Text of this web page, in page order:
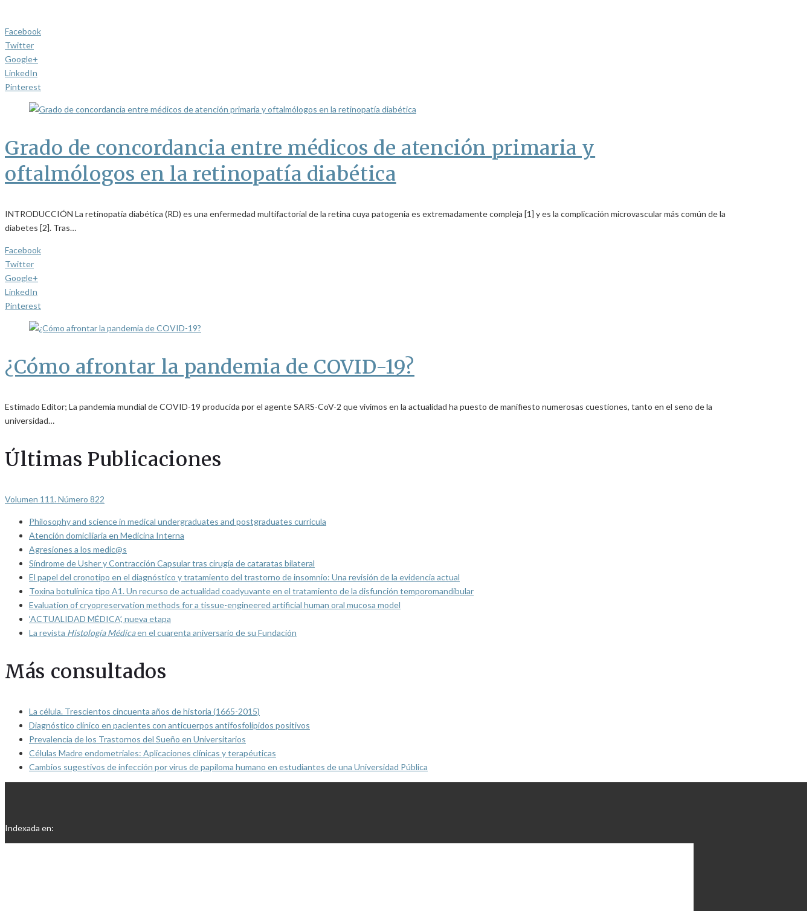
Facebook
Twitter
Google+
LinkedIn
Pinterest
Grado de concordancia entre médicos de atención primaria y
oftalmólogos en la retinopatía diabética
INTRODUCCIÓN La retinopatía diabética (RD) es una enfermedad multifactorial de la retina cuya patogenia es extremadamente compleja [1] y es la complicación microvascular más común de la
diabetes [2]. Tras…
Facebook
Twitter
Google+
LinkedIn
Pinterest
¿Cómo afrontar la pandemia de COVID-19?
Estimado Editor; La pandemia mundial de COVID-19 producida por el agente SARS-CoV-2 que vivimos en la actualidad ha puesto de manifiesto numerosas cuestiones, tanto en el seno de la
universidad…
Últimas Publicaciones
Volumen 111. Número 822
Philosophy and science in medical undergraduates and postgraduates curricula
Atención domiciliaria en Medicina Interna
Agresiones a los medic@s
Síndrome de Usher y Contracción Capsular tras cirugía de cataratas bilateral
El papel del cronotipo en el diagnóstico y tratamiento del trastorno de insomnio: Una revisión de la evidencia actual
Toxina botulínica tipo A1. Un recurso de actualidad coadyuvante en el tratamiento de la disfunción temporomandibular
Evaluation of cryopreservation methods for a tissue-engineered artificial human oral mucosa model
‘ACTUALIDAD MÉDICA’, nueva etapa
La revista Histología Médicaen el cuarenta aniversario de su Fundación
Más consultados
La célula. Trescientos cincuenta años de historia (1665-2015)
Diagnóstico clínico en pacientes con anticuerpos antifosfolípidos positivos
Prevalencia de los Trastornos del Sueño en Universitarios
Células Madre endometriales: Aplicaciones clínicas y terapéuticas
Cambios sugestivos de infección por virus de papiloma humano en estudiantes de una Universidad Pública
Indexada en: